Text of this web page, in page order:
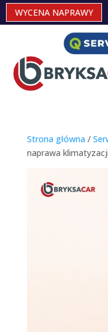
WYCENA NAPRAWY
Strona główna /
naprawa